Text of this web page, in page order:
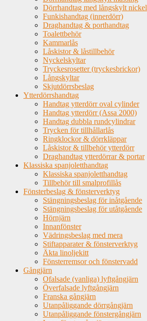
Dörrhandtag med långskylt nickel
Funkishandtag (innerdörr)
Draghandtag & porthandtag
Toalettbehör
Kammarlås
Låskistor & låstillbehör
Nyckelskyltar
Tryckesrosetter (tryckesbrickor)
Långskyltar
Skjutdörrsbeslag
Ytterdörrshandtag
Handtag ytterdörr oval cylinder
Handtag ytterdörr (Assa 2000)
Handtag dubbla rundcylindrar
Trycken för tillhållarlås
Ringklockor & dörrkläppar
Låskistor & tillbehör ytterdörr
Draghandtag ytterdörrar & portar
Klassiska spanjoletthandtag
Klassiska spanjoletthandtag
Tillbehör till smalprofillås
Fönsterbeslag & fönsterverktyg
Stängningsbeslag för inåtgående
Stängningsbeslag för utåtgående
Hörnjärn
Innanfönster
Vädringsbeslag med mera
Stiftapparater & fönsterverktyg
Äkta linoljekitt
Fönsterremsor och fönstervadd
Gångjärn
Ofalsade (vanliga) lyftgångjärn
Överfalsade lyftgångjärn
Franska gångjärn
Utanpåliggande dörrgångjärn
Utanpåliggande fönstergångjärn